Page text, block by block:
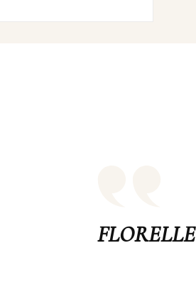
FLORELLE